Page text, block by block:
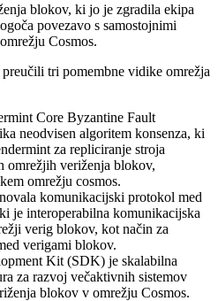
blokov, ki jo je zgradila ekipa
povezavo s samostojnimi
Cosmos.
tri pomembne vidike omrežja
Core Byzantine Fault
neodvisen algoritem konsenza, ki
za repliciranje stroja
omrežjih veriženja blokov,
omrežju cosmos.
komunikacijski protokol med
je interoperabilna komunikacijska
verig blokov, kot način za
verigami blokov.
Kit (SDK) je skalabilna
za razvoj večaktivnih sistemov
blokov v omrežju Cosmos.